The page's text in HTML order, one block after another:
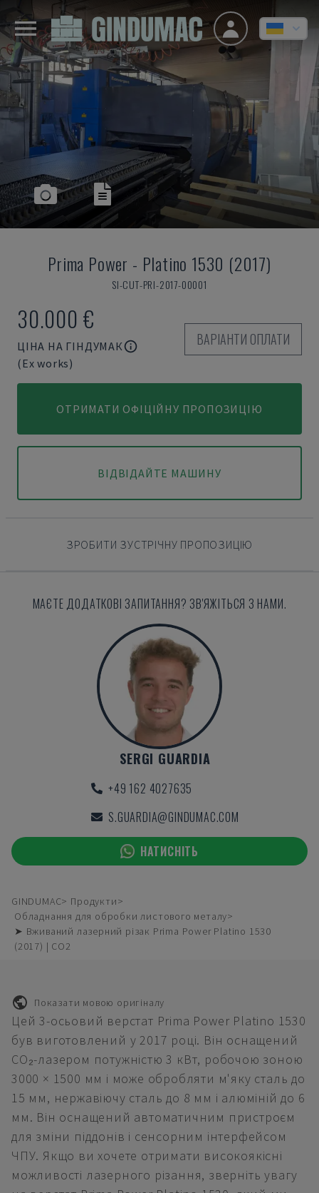
Prima Power - Platino 1530 (2017)
SI-CUT-PRI-2017-00001
30.000 €
ЦІНА НА ГІНДУМАК
(Ex works)
ВАРІАНТИ ОПЛАТИ
ОТРИМАТИ ОФІЦІЙНУ ПРОПОЗИЦІЮ
ВІДВІДАЙТЕ МАШИНУ
ЗРОБИТИ ЗУСТРІЧНУ ПРОПОЗИЦІЮ
МАЄТЕ ДОДАТКОВІ ЗАПИТАННЯ? ЗВ'ЯЖІТЬСЯ З НАМИ.
SERGI GUARDIA
+49 162 4027635
S.GUARDIA@GINDUMAC.COM
НАТИСНІТЬ
GINDUMAC
Продукти
Обладнання для обробки листового металу
➤ Вживаний лазерний різак Prima Power Platino 1530
(2017) | CO2
Показати мовою оригіналу
Цей 3-осьовий верстат Prima Power Platino 1530
був виготовлений у 2017 році. Він оснащений
CO₂-лазером потужністю 3 кВт, робочою зоною
3000 × 1500 мм і може обробляти м'яку сталь до
15 мм, нержавіючу сталь до 8 мм і алюміній до 6
мм. Він оснащений автоматичним пристроєм
для зміни піддонів і сенсорним інтерфейсом
ЧПУ. Якщо ви хочете отримати високоякісні
можливості лазерного різання, зверніть увагу